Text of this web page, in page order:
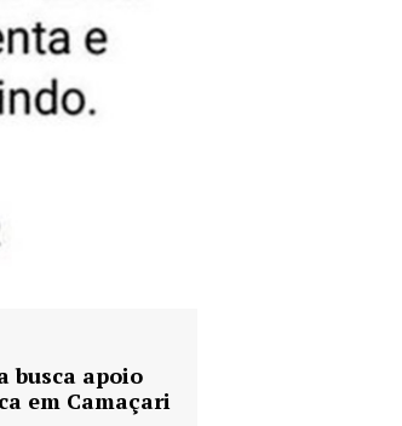
busca apoio
em Camaçari